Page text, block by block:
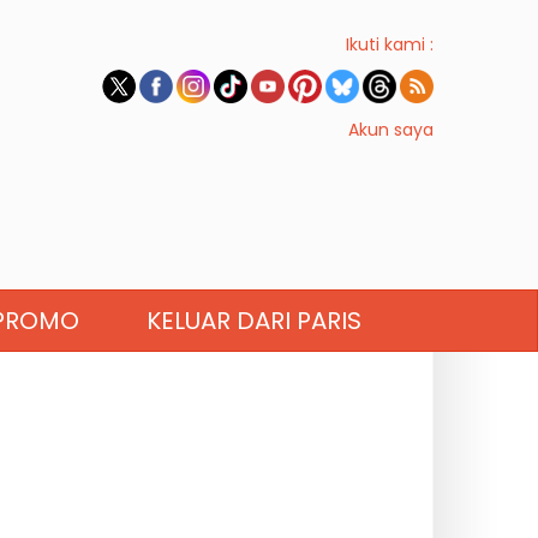
Ikuti kami :
Akun saya
KELUAR DARI PARIS